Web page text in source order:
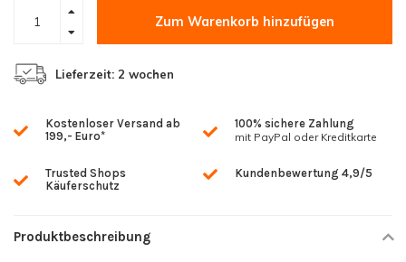
Zum Warenkorb hinzufügen
Lieferzeit: 2 wochen
Kostenloser Versand ab
199,- Euro*
100% sichere Zahlung
mit PayPal oder Kreditkarte
Trusted Shops
Käuferschutz
Kundenbewertung 4,9/5
Produktbeschreibung